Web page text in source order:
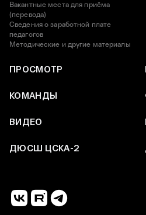
Вакантные места для приёма
(перевода)
Сведения о заработной плате
педагогов
Методические и другие материалы
ПРОСМОТР
КОМАНДЫ
ВИДЕО
ДЮСШ ЦСКА-2